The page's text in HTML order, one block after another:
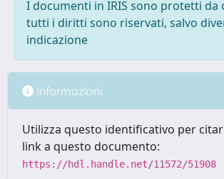
I documenti in IRIS sono protetti da
tutti i diritti sono riservati, salvo
indicazione
Informazioni
Utilizza questo identificativo per
link a questo documento:
https://hdl.handle.net/11572/51908